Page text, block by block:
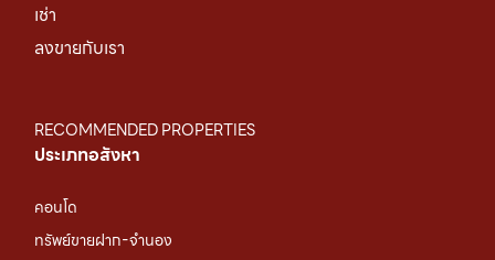
เช่า
ลงขายกับเรา
RECOMMENDED PROPERTIES
ประเภทอสังหา
คอนโด
ทรัพย์ขายฝาก-จำนอง